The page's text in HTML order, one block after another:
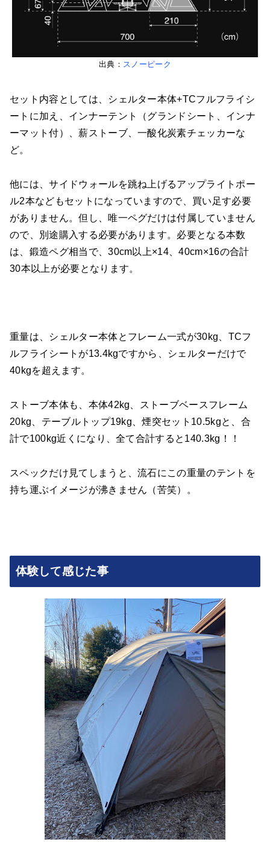
出典： スノーピーク
セット内容としては、シェルター本体+TCフルフライシ
ートに加え、インナーテント（グランドシート、インナ
ーマット付）、薪ストーブ、一酸化炭素チェッカーな
ど。
他には、サイドウォールを跳ね上げるアップライトポー
ル2本などもセットになっていますので、買い足す必要
がありません。但し、唯一ペグだけは付属していません
ので、別途購入する必要があります。必要となる本数
は、鍛造ペグ相当で、30cm以上×14、40cm×16の合計
30本以上が必要となります。
重量は、シェルター本体とフレーム一式が30kg、TCフ
ルフライシートが13.4kgですから、シェルターだけで
40kgを超えます。
ストーブ本体も、本体42kg、ストーブベースフレーム
20kg、テーブルトップ19kg、煙突セット10.5kgと、合
計で100kg近くになり、全て合計すると140.3kg！！
スペックだけ見てしまうと、流石にこの重量のテントを
持ち運ぶイメージが沸きません（苦笑）。
体験して感じた事